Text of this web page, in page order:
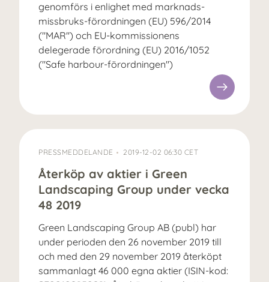
genomförs i enlighet med marknads­
missbruks-förordningen (EU) 596/2014
("MAR") och EU-kommissionens
delegerade förordning (EU) 2016/1052
("Safe harbour-förordningen")
PRESSMEDDELANDE 2019-12-02 06:30 CET
Återköp av aktier i Green
Landscaping Group under vecka
48 2019
Green Landscaping Group AB (publ) har
under perioden den 26 november 2019 till
och med den 29 november 2019 återköpt
sammanlagt 46 000 egna aktier (ISIN-kod: